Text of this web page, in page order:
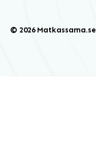
© 2026 Matkassarna.se